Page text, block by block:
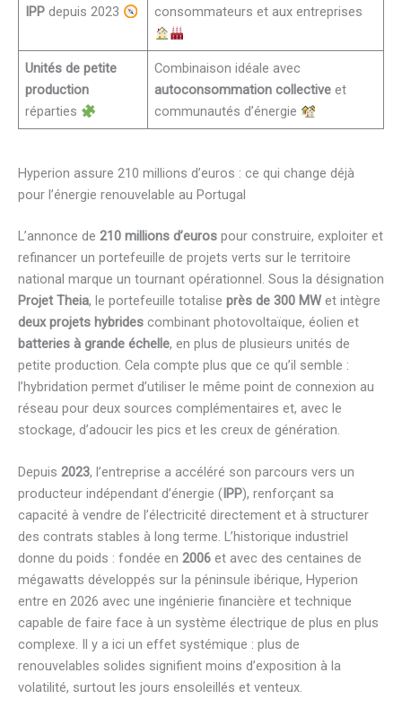
IPP depuis 2023
consommateurs et aux entreprises
Unités de petite
production
réparties
Combinaison idéale avec
autoconsommation collective et
communautés d’énergie
Hyperion assure 210 millions d’euros : ce qui change déjà
pour l’énergie renouvelable au Portugal
L’annonce de 210 millions d’euros pour construire, exploiter et
refinancer un portefeuille de projets verts sur le territoire
national marque un tournant opérationnel. Sous la désignation
Projet Theia, le portefeuille totalise près de 300 MW et intègre
deux projets hybrides combinant photovoltaïque, éolien et
batteries à grande échelle, en plus de plusieurs unités de
petite production. Cela compte plus que ce qu’il semble :
l’hybridation permet d’utiliser le même point de connexion au
réseau pour deux sources complémentaires et, avec le
stockage, d’adoucir les pics et les creux de génération.
Depuis 2023, l’entreprise a accéléré son parcours vers un
producteur indépendant d’énergie (IPP), renforçant sa
capacité à vendre de l’électricité directement et à structurer
des contrats stables à long terme. L’historique industriel
donne du poids : fondée en 2006 et avec des centaines de
mégawatts développés sur la péninsule ibérique, Hyperion
entre en 2026 avec une ingénierie financière et technique
capable de faire face à un système électrique de plus en plus
complexe. Il y a ici un effet systémique : plus de
renouvelables solides signifient moins d’exposition à la
volatilité, surtout les jours ensoleillés et venteux.